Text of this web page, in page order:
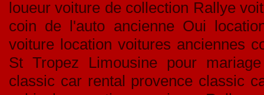
loueur voiture de collection Rallye
coin de l'auto ancienne Oui
voiture location voitures anciennes
St Tropez Limousine pour
classic car rental provence classic